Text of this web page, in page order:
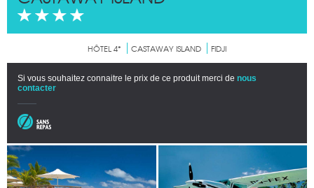
HÔTEL 4* CASTAWAY ISLAND FIDJI
Si vous souhaitez connaitre le prix de ce produit merci de nous
contacter